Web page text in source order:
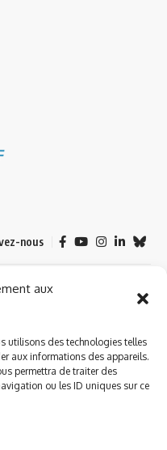
aux
utilisons des technologies telles
aux informations des appareils.
permettra de traiter des
ou les ID uniques sur ce
nous
SAS, powered by